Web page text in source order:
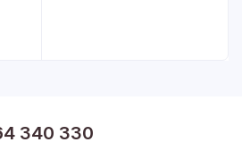
340 330